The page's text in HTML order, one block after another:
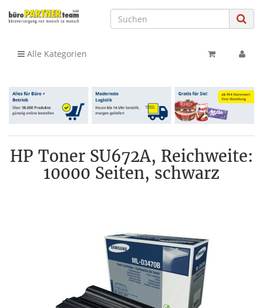
Alle Kategorien
HP Toner SU672A, Reichweite:
10000 Seiten, schwarz